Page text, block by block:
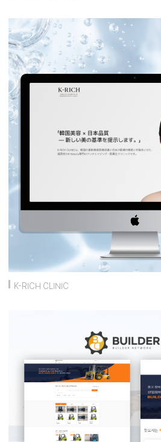
K-RICH CLINIC